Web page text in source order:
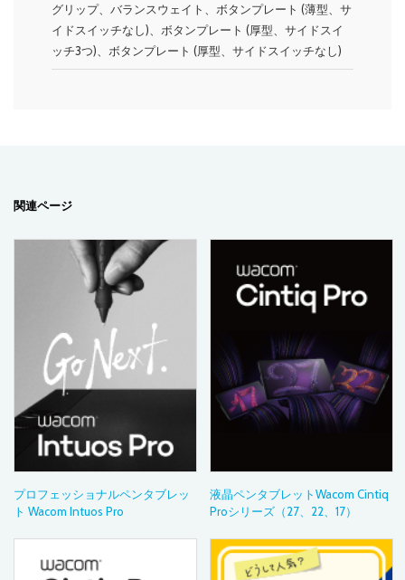
グリップ、バランスウェイト、ボタンプレート (薄型、サ
イドスイッチなし)、ボタンプレート (厚型、サイドスイ
ッチ3つ)、ボタンプレート (厚型、サイドスイッチなし)
関連ページ
プロフェッショナルペンタブレッ
ト Wacom Intuos Pro
液晶ペンタブレットWacom Cintiq
Proシリーズ（27、22、17）